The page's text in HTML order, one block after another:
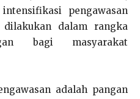
pengawasan
dalam rangka
bagi masyarakat
adalah pangan